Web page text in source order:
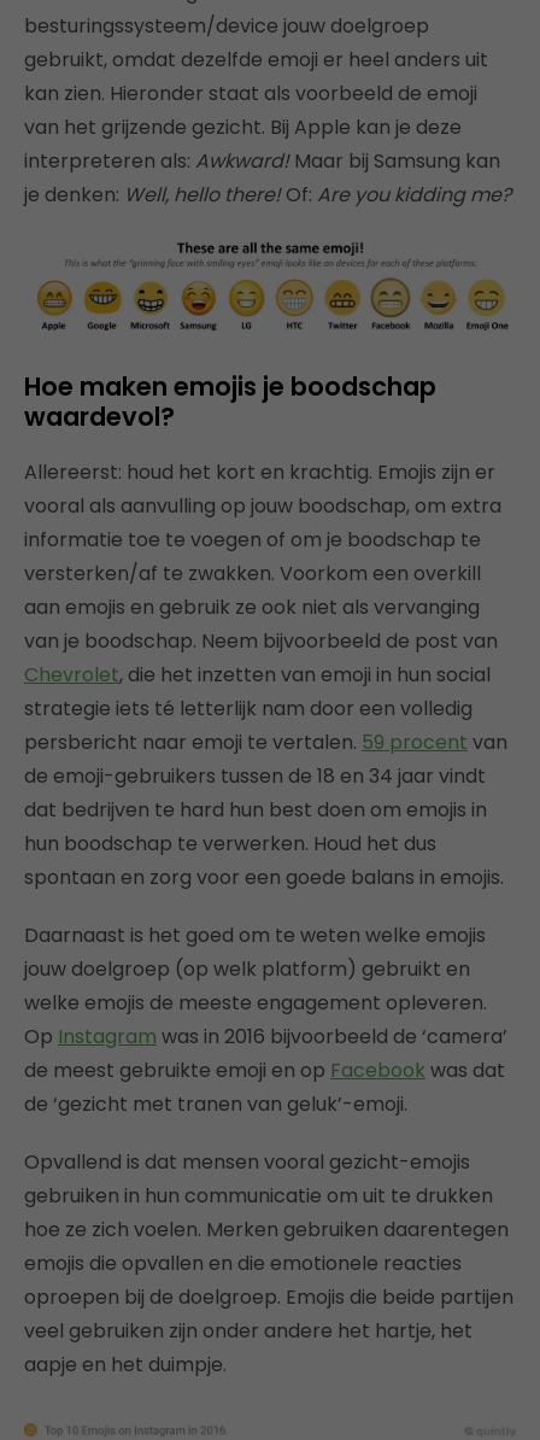
besturingssysteem/device jouw doelgroep
gebruikt, omdat dezelfde emoji er heel anders uit
kan zien. Hieronder staat als voorbeeld de emoji
van het grijzende gezicht. Bij Apple kan je deze
interpreteren als: Awkward!Maar bij Samsung kan
je denken: Well, hello there!Of: Are you kidding me?
Hoe maken emojis je boodschap
waardevol?
Allereerst: houd het kort en krachtig. Emojis zijn er
vooral als aanvulling op jouw boodschap, om extra
informatie toe te voegen of om je boodschap te
versterken/af te zwakken. Voorkom een overkill
aan emojis en gebruik ze ook niet als vervanging
van je boodschap. Neem bijvoorbeeld de post van
Chevrolet, die het inzetten van emoji in hun social
strategie iets té letterlijk nam door een volledig
persbericht naar emoji te vertalen. 59 procent van
de emoji-gebruikers tussen de 18 en 34 jaar vindt
dat bedrijven te hard hun best doen om emojis in
hun boodschap te verwerken. Houd het dus
spontaan en zorg voor een goede balans in emojis.
Daarnaast is het goed om te weten welke emojis
jouw doelgroep (op welk platform) gebruikt en
welke emojis de meeste engagement opleveren.
Op Instagram was in 2016 bijvoorbeeld de ‘camera’
de meest gebruikte emoji en op Facebook was dat
de ‘gezicht met tranen van geluk’-emoji.
Opvallend is dat mensen vooral gezicht-emojis
gebruiken in hun communicatie om uit te drukken
hoe ze zich voelen. Merken gebruiken daarentegen
emojis die opvallen en die emotionele reacties
oproepen bij de doelgroep. Emojis die beide partijen
veel gebruiken zijn onder andere het hartje, het
aapje en het duimpje.